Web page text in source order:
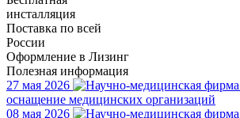
инсталляция
Поставка по всей
России
Оформление в Лизинг
Полезная информация
27 мая 2026
оснащение медицинских организаций
08 мая 2026